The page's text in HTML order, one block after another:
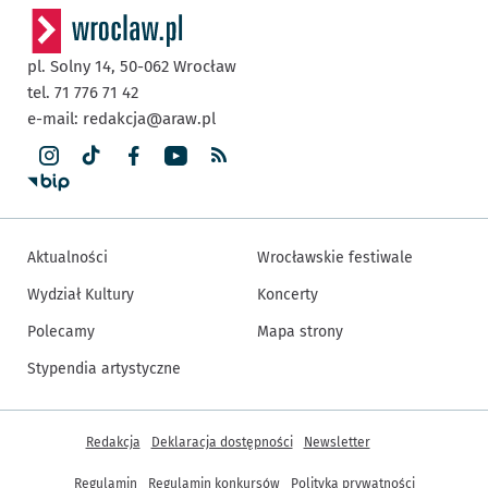
pl. Solny 14, 50-062 Wrocław
tel. 71 776 71 42
e-mail: redakcja@araw.pl
Aktualności
Wydział Kultury
Polecamy
Stypendia artystyczne
Wrocławskie festiwale
Koncerty
Mapa strony
Inne informacje
Redakcja Deklaracja dostępności Newsletter
Regulamin Regulamin konkursów Polityka prywatności